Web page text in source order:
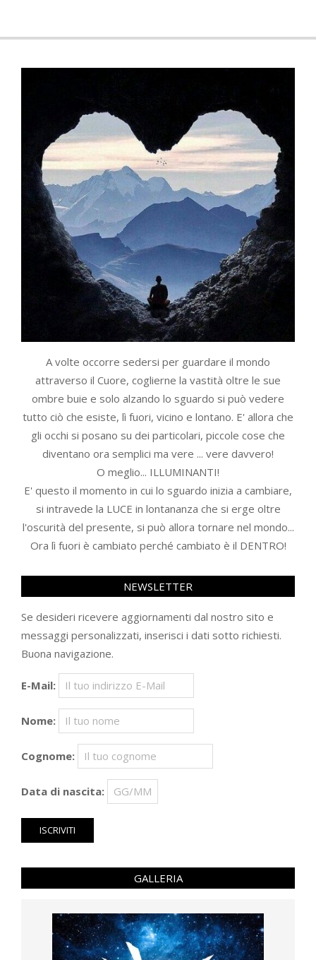
A volte occorre sedersi per guardare il mondo
attraverso il Cuore, coglierne la vastità oltre le sue
ombre buie e solo alzando lo sguardo si può vedere
tutto ciò che esiste, lì fuori, vicino e lontano. E' allora che
gli occhi si posano su dei particolari, piccole cose che
diventano ora semplici ma vere ... vere davvero!
O meglio... ILLUMINANTI!
E' questo il momento in cui lo sguardo inizia a cambiare,
si intravede la LUCE in lontananza che si erge oltre
l'oscurità del presente, si può allora tornare nel mondo...
Ora lì fuori è cambiato perché cambiato è il DENTRO!
NEWSLETTER
Se desideri ricevere aggiornamenti dal nostro sito e
messaggi personalizzati, inserisci i dati sotto richiesti.
Buona navigazione.
E-Mail:
Nome:
Cognome:
Data di nascita:
GALLERIA